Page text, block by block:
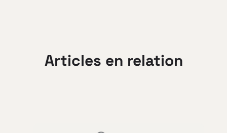
Articles en relation